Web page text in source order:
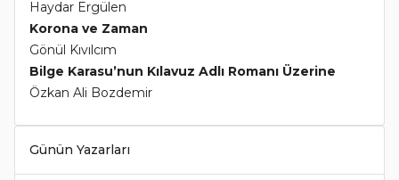
Haydar Ergülen
Korona ve Zaman
Gönül Kıvılcım
Bilge Karasu’nun Kılavuz Adlı Romanı Üzerine
Özkan Ali Bozdemir
Günün Yazarları